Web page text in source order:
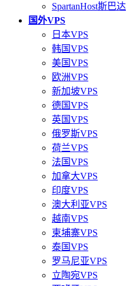
SpartanHost斯巴达
国外VPS
日本VPS
韩国VPS
美国VPS
欧洲VPS
新加坡VPS
德国VPS
英国VPS
俄罗斯VPS
荷兰VPS
法国VPS
加拿大VPS
印度VPS
澳大利亚VPS
越南VPS
柬埔寨VPS
泰国VPS
罗马尼亚VPS
立陶宛VPS